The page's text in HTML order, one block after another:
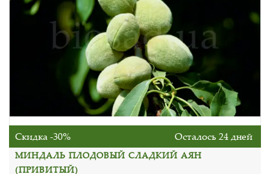
Скидка -30% Осталось 24 дней
МИНДАЛЬ ПЛОДОВЫЙ СЛАДКИЙ АЯН
(ПРИВИТЫЙ)